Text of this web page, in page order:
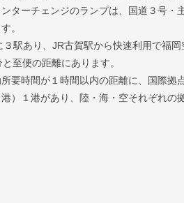
ターチェンジのランプは、国道３号・
。
３駅あり、JR古賀駅から快速利用で福
至便の距離にあります。
要時間が１時間以内の距離に、国際拠
）１港があり、陸・海・空それぞれの